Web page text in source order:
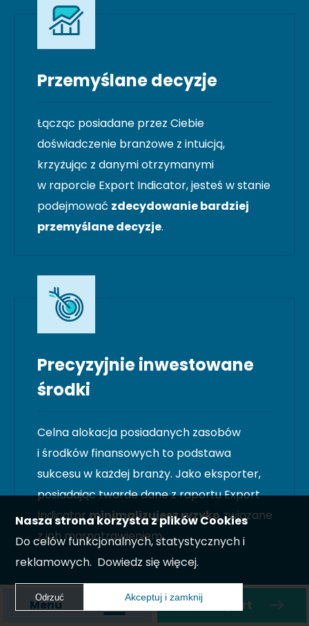
Przemyślane decyzje
Łącząc posiadane przez Ciebie
doświadczenie branżowe z intuicją,
krzyżując z danymi otrzymanymi
w raporcie Export Indicator, jesteś w stanie
podejmować zdecydowanie bardziej
przemyślane decyzje.
Precyzyjnie inwestowane
środki
Celna alokacja posiadanych zasobów
i środków finansowych to podstawa
sukcesu w każdej branży. Jako eksporter,
posiadając twarde dane z raportu Export
Indicatorminimalizujesz ryzykozwiązane
z ich marnotrawieniem.
Menu Zamów raport
Nasza strona korzysta z plików Cookies
Do celów funkcjonalnych, statystycznych i
reklamowych. Dowiedz się więcej.
Odrzuć Akceptuj i zamknij
Akceptuj i zamknij